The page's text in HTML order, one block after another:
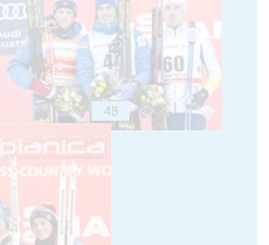
48